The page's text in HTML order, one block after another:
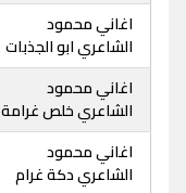
اغاني محمود
الشاعري ابو الجذبات
اغاني محمود
الشاعري خلص غرامة
اغاني محمود
الشاعري دكة غرام